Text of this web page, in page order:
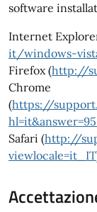
software
Internet
it/windows-
Firefox (http://
Chrome
(https://
Safari (http://
viewlocale=it_IT